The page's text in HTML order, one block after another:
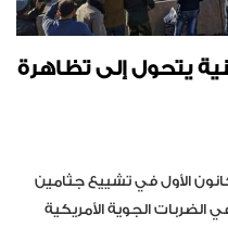
يتحول إلى تظاهرة
الثلاثاء ٣١ كانون الأول في تشييع جثامين
الضربات الجوية الأمريكية